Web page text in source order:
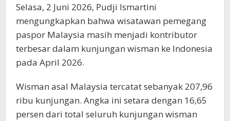
Selasa, 2 Juni 2026, Pudji Ismartini
mengungkapkan bahwa wisatawan pemegang
paspor Malaysia masih menjadi kontributor
terbesar dalam kunjungan wisman ke Indonesia
pada April 2026.
Wisman asal Malaysia tercatat sebanyak 207,96
ribu kunjungan. Angka ini setara dengan 16,65
persen dari total seluruh kunjungan wisman